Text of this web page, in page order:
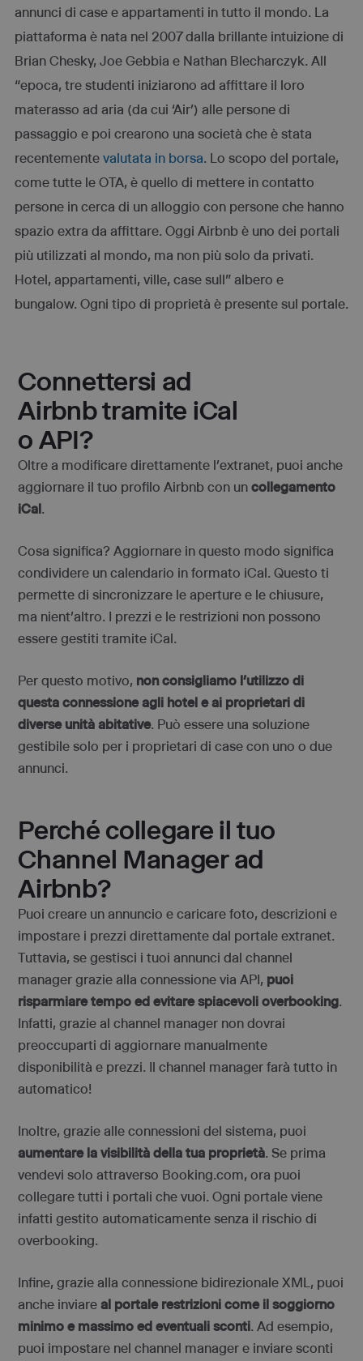
annunci di case e appartamenti in tutto il mondo. La
piattaforma è nata nel 2007 dalla brillante intuizione di
Brian Chesky, Joe Gebbia e Nathan Blecharczyk. All
“epoca, tre studenti iniziarono ad affittare il loro
materasso ad aria (da cui ‘Air’) alle persone di
passaggio e poi crearono una società che è stata
recentemente valutata in borsa. Lo scopo del portale,
come tutte le OTA, è quello di mettere in contatto
persone in cerca di un alloggio con persone che hanno
spazio extra da affittare. Oggi Airbnb è uno dei portali
più utilizzati al mondo, ma non più solo da privati.
Hotel, appartamenti, ville, case sull” albero e
bungalow. Ogni tipo di proprietà è presente sul portale.
Connettersi ad
Airbnb tramite iCal
o API?
Oltre a modificare direttamente l’extranet, puoi anche
aggiornare il tuo profilo Airbnb con un collegamento
iCal.
Cosa significa? Aggiornare in questo modo significa
condividere un calendario in formato iCal. Questo ti
permette di sincronizzare le aperture e le chiusure,
ma nient’altro. I prezzi e le restrizioni non possono
essere gestiti tramite iCal.
Per questo motivo, non consigliamo l’utilizzo di
questa connessione agli hotel e ai proprietari di
diverse unità abitative. Può essere una soluzione
gestibile solo per i proprietari di case con uno o due
annunci.
Perché collegare il tuo
Channel Manager ad
Airbnb?
Puoi creare un annuncio e caricare foto, descrizioni e
impostare i prezzi direttamente dal portale extranet.
Tuttavia, se gestisci i tuoi annunci dal channel
manager grazie alla connessione via API, puoi
risparmiare tempo ed evitare spiacevoli overbooking.
Infatti, grazie al channel manager non dovrai
preoccuparti di aggiornare manualmente
disponibilità e prezzi. Il channel manager farà tutto in
automatico!
Inoltre, grazie alle connessioni del sistema, puoi
aumentare la visibilità della tua proprietà. Se prima
vendevi solo attraverso Booking.com, ora puoi
collegare tutti i portali che vuoi. Ogni portale viene
infatti gestito automaticamente senza il rischio di
overbooking.
Infine, grazie alla connessione bidirezionale XML, puoi
anche inviareal portale restrizioni come il soggiorno
minimo e massimo ed eventuali sconti. Ad esempio,
puoi impostare nel channel manager e inviare sconti